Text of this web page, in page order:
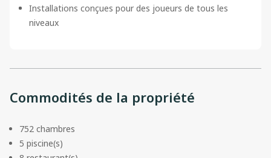
Installations conçues pour des joueurs de tous les
niveaux
Commodités de la propriété
752 chambres
5 piscine(s)